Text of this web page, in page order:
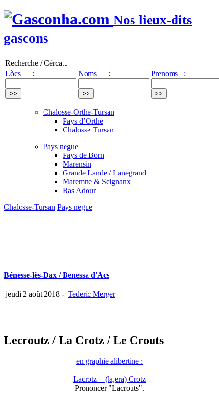
Nos lieux-dits
gascons
Recherche / Cèrca...
Lòcs :
Noms : Prenoms :
Chalosse-Orthe-Tursan
Pays d’Orthe
Chalosse-Tursan
Pays negue
Pays de Born
Marensin
Grande Lande / Lanegrand
Maremne & Seignanx
Bas Adour
Chalosse-Tursan Pays negue
Bénesse-lès-Dax / Benessa d'Acs
jeudi 2 août 2018 - Tederic Merger
Lecroutz / La Crotz / Le Crouts
en graphie alibertine :
Lacrotz + (la,era) Crotz
Prononcer "Lacrouts".